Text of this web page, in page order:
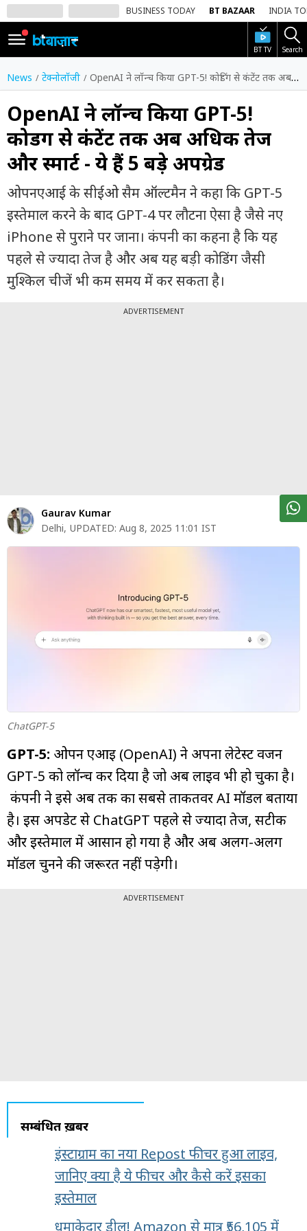
BUSINESS TODAY BT BAZAAR INDIA
BT TV Search
SIGN
IN
Dark
Mode
होम
शेयर
बाज़ार
वीडियो
ट्रेंडिंग
बिजनेस
न्यूज
शेयर
बाज़ार
ट्रेंडिंग
फंड
News टेक्नोलॉजी OpenAI ने लॉन्च किया GPT-5! कोडिंग से कंटेंट तक अब अधिक तेज और स्मार्ट - ये हैं 5 बड़े अपग्रेड
OpenAI ने लॉन्च किया GPT-5!
कोडिंग से कंटेंट तक अब अधिक तेज
और स्मार्ट - ये हैं 5 बड़े अपग्रेड
ओपनएआई के सीईओ सैम ऑल्टमैन ने कहा कि GPT-5
इस्तेमाल करने के बाद GPT-4 पर लौटना ऐसा है जैसे नए
iPhone से पुराने पर जाना। कंपनी का कहना है कि यह
पहले से ज्यादा तेज है और अब यह बड़ी कोडिंग जैसी
मुश्किल चीजें भी कम समय में कर सकता है।
ADVERTISEMENT
Gaurav Kumar
Delhi, UPDATED: Aug 8, 2025 11:01 IST
ChatGPT-5
GPT-5: ओपन एआई (OpenAI) ने अपना लेटेस्ट वर्जन
GPT-5 को लॉन्च कर दिया है जो अब लाइव भी हो चुका है।
कंपनी ने इसे अब तक का सबसे ताकतवर AI मॉडल बताया
है। इस अपडेट से ChatGPT पहले से ज्यादा तेज, सटीक
और इस्तेमाल में आसान हो गया है और अब अलग-अलग
मॉडल चुनने की जरूरत नहीं पड़ेगी।
ADVERTISEMENT
सम्बंधित ख़बरें
इंस्टाग्राम का नया Repost फीचर हुआ लाइव,
जानिए क्या है ये फीचर और कैसे करें इसका
इस्तेमाल
धमाकेदार डील! Amazon से मात्र ₹56,105 में